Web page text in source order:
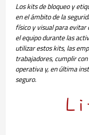
Los kits de bloqueo y
en el ámbito de la
físico y visual para evitar
el equipo durante las
utilizar estos kits, las
trabajadores, cumplir
operativa y, en última
seguro.